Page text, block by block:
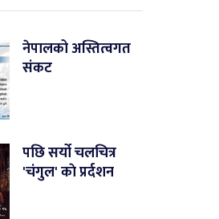
नेपालको अस्तित्वगत
संकट
पछि सर्यो चलचित्र
'चंगुल' काे प्रर्दशन